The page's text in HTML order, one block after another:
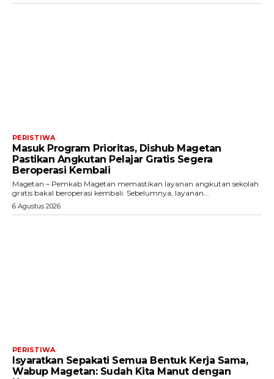
PERISTIWA
Masuk Program Prioritas, Dishub Magetan
Pastikan Angkutan Pelajar Gratis Segera
Beroperasi Kembali
Magetan – Pemkab Magetan memastikan layanan angkutan sekolah
gratis bakal beroperasi kembali. Sebelumnya, layanan...
6 Agustus 2026
PERISTIWA
Isyaratkan Sepakati Semua Bentuk Kerja Sama,
Wabup Magetan: Sudah Kita Manut dengan